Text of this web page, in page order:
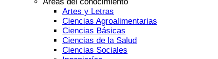
Artes y Letras
Ciencias Agroalimentarias
Ciencias Básicas
Ciencias de la Salud
Ciencias Sociales